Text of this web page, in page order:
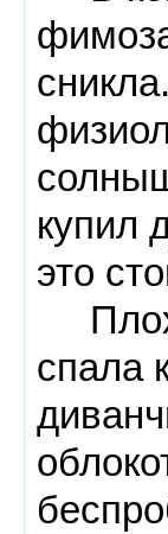
купил
это
спала